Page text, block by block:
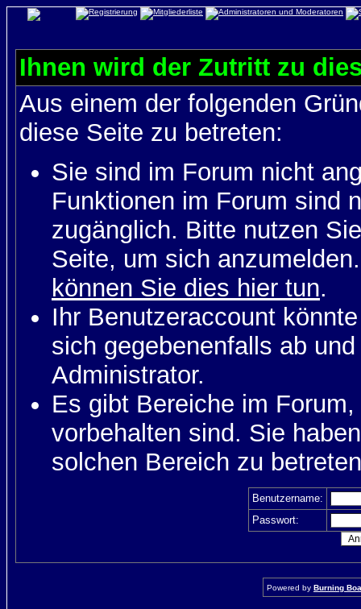
Ihnen wird der Zutritt zu
Aus einem der folgenden
diese Seite zu betreten:
Sie sind im Forum nicht
Funktionen im Forum sind
zugänglich. Bitte nutzen
Seite, um sich
können Sie dies hier tun.
Ihr Benutzeraccount
sich gegebenenfalls ab
Administrator.
Es gibt Bereiche im
vorbehalten sind. Sie
solchen Bereich zu
Benutzername:
Passwort:
Powered by Burning